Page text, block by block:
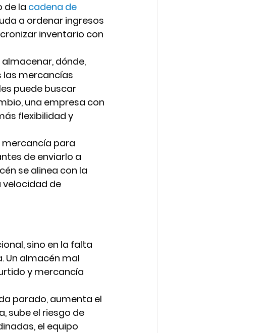
de la cadena de
a ordenar ingresos
inventario con
dónde,
las mercancías
puede buscar
una empresa con
flexibilidad y
mercancía para
de enviarlo a
se alinea con la
velocidad de
sino en la falta
Un almacén mal
y mercancía
parado, aumenta el
sube el riesgo de
el equipo